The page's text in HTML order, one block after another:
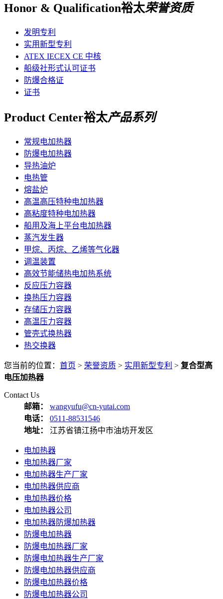
Honor & Qualification裕太荣誉资质
发明专利
实用新型专利
ATEX IECEX CE 中核
船级社形式认可证书
防爆合格证
证书
Product Center裕太产品系列
常规电加热器
防爆电加热器
导热油炉
电热管
熔盐炉
高温高压特种电加热器
高粘度特种电加热器
船用及海上平台电加热器
蒸汽发生器
甲烷、丙烷、乙烯等气化器
调温装置
高效节能储热电加热系统
反应压力容器
换热压力容器
存储压力容器
高温压力容器
管壳式换热器
热交换器
您当前的位置： 首页 > 荣誉资质 > 实用新型专利 > 复合型高
电压加热器
Contact Us
邮箱：
wangyufu@cn-yutai.com
电话：
0511-88531546
地址：
江苏省镇江扬中市油坊开发区
电加热器
电加热器厂家
电加热器生产厂家
电加热器供应商
电加热器价格
电加热器公司
电加热器防爆加热器
防爆电加热器
防爆电加热器厂家
防爆电加热器生产厂家
防爆电加热器供应商
防爆电加热器价格
防爆电加热器公司